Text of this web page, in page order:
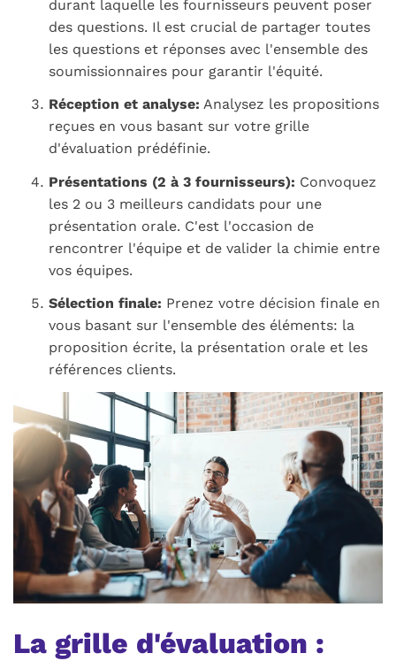
durant laquelle les fournisseurs peuvent poser
des questions. Il est crucial de partager toutes
les questions et réponses avec l'ensemble des
soumissionnaires pour garantir l'équité.
Réception et analyse: Analysez les propositions
reçues en vous basant sur votre grille
d'évaluation prédéfinie.
Présentations (2 à 3 fournisseurs): Convoquez
les 2 ou 3 meilleurs candidats pour une
présentation orale. C'est l'occasion de
rencontrer l'équipe et de valider la chimie entre
vos équipes.
Sélection finale: Prenez votre décision finale en
vous basant sur l'ensemble des éléments: la
proposition écrite, la présentation orale et les
références clients.
La grille d'évaluation :